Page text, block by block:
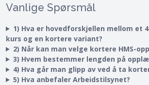
Vanlige Spørsmål
1) Hva er hovedforskjellen mellom et
kurs og en kortere variant?
2) Når kan man velge kortere HMS-
3) Hvem bestemmer lengden på
4) Hva går man glipp av ved å ta
5) Hva anbefaler Arbeidstilsynet?